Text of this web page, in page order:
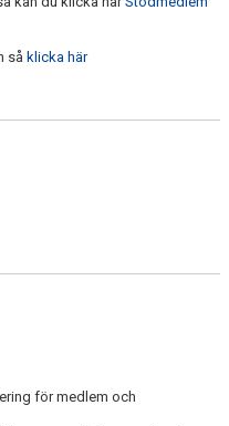
så klicka här
för medlem och